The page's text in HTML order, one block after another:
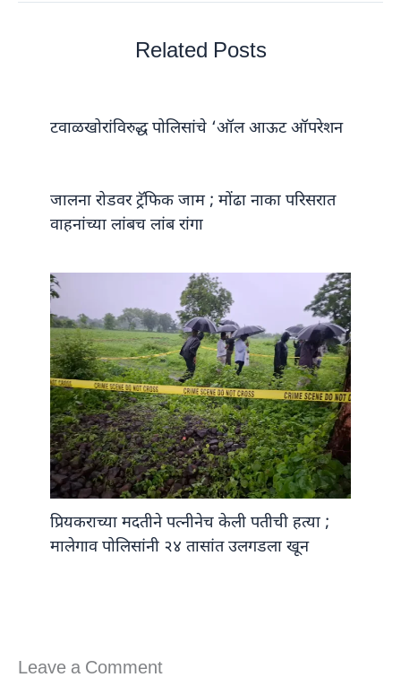
Related Posts
टवाळखोरांविरुद्ध पोलिसांचे ‘ऑल आऊट ऑपरेशन
जालना रोडवर ट्रॅफिक जाम ; मोंढा नाका परिसरात
वाहनांच्या लांबच लांब रांगा
प्रियकराच्या मदतीने पत्नीनेच केली पतीची हत्या ;
मालेगाव पोलिसांनी २४ तासांत उलगडला खून
Leave a Comment